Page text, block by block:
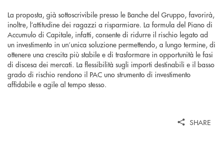
La proposta, già sottoscrivibile presso le Banche del Gruppo, favorirà,
inoltre, l’attitudine dei ragazzi a risparmiare. La formula del Piano di
Accumulo di Capitale, infatti, consente di ridurre il rischio legato ad
un investimento in un’unica soluzione permettendo, a lungo termine, di
ottenere una crescita più stabile e di trasformare in opportunità le fasi
di discesa dei mercati. La flessibilità sugli importi destinabili e il basso
grado di rischio rendono il PAC uno strumento di investimento
affidabile e agile al tempo stesso.
SHARE